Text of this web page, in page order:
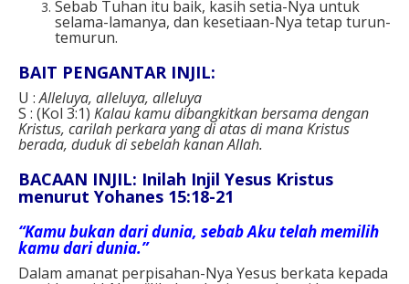
Sebab Tuhan itu baik, kasih setia-Nya untuk
selama-lamanya, dan kesetiaan-Nya tetap turun-
temurun.
BAIT PENGANTAR INJIL:
U :Alleluya, alleluya, alleluya
S : (Kol 3:1) Kalau kamu dibangkitkan bersama dengan
Kristus, carilah perkara yang di atas di mana Kristus
berada, duduk di sebelah kanan Allah.
BACAAN INJIL: Inilah Injil Yesus Kristus
menurut Yohanes 15:18-21
“Kamu bukan dari dunia, sebab Aku telah memilih
kamu dari dunia.”
Dalam amanat perpisahan-Nya Yesus berkata kepada